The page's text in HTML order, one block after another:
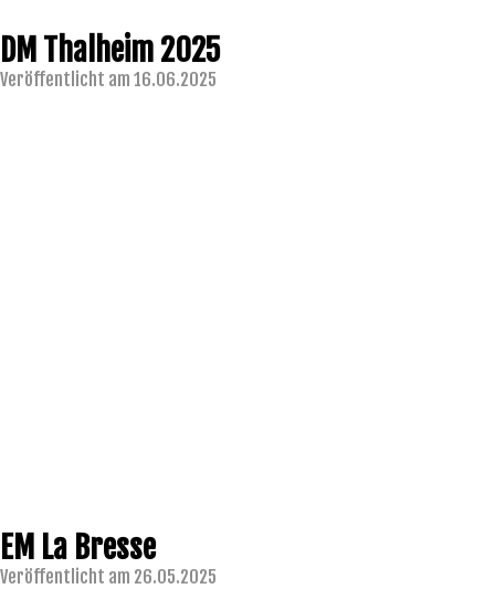
DM Thalheim 2025
Veröffentlicht am 16.06.2025
EM La Bresse
Veröffentlicht am 26.05.2025